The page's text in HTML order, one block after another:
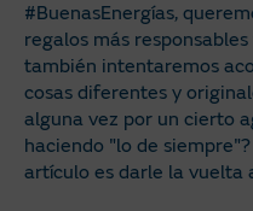
#BuenasEnergías,
regalos más
también intentaremos
cosas diferentes y
alguna vez por un cierto
haciendo "lo de
artículo es darle la vuelta